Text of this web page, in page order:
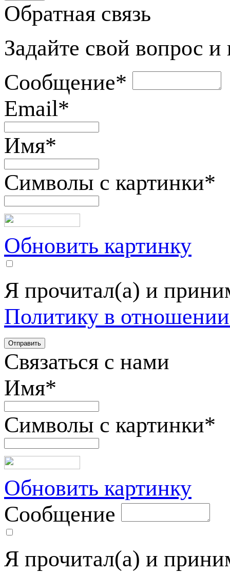
Обратная связь
Задайте свой вопрос
Сообщение*
Email*
Имя*
Символы с картинки*
Обновить картинку
Я прочитал(а) и
Политику в
Связаться с нами
Имя*
Символы с картинки*
Обновить картинку
Сообщение
Я прочитал(а) и